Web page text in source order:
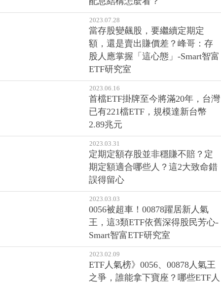
2023.07.28
當存股變飆股，要繼續定期定
額，還是賣出賺價差？峰哥：存
股人應掌握「這心態」-Smart智富
ETF研究室
2023.06.16
首檔ETF掛牌至今將滿20年，台灣
已有221檔ETF，規模達新台幣
2.89兆元
2023.03.31
定期定額存股並非穩賺不賠？定
期定額適合哪些人？這2大致命錯
誤得留心
2023.03.03
0056被超車！00878躍居新人氣
王，這3類ETF依舊深得股民芳心-
Smart智富ETF研究室
2023.02.09
ETF人氣榜》0056、00878人氣王
之爭，誰能拿下寶座？哪些ETF人